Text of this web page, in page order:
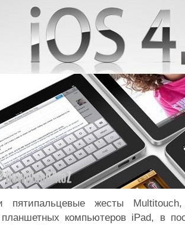
пятипальцевые жесты
компьютеров iPad, в